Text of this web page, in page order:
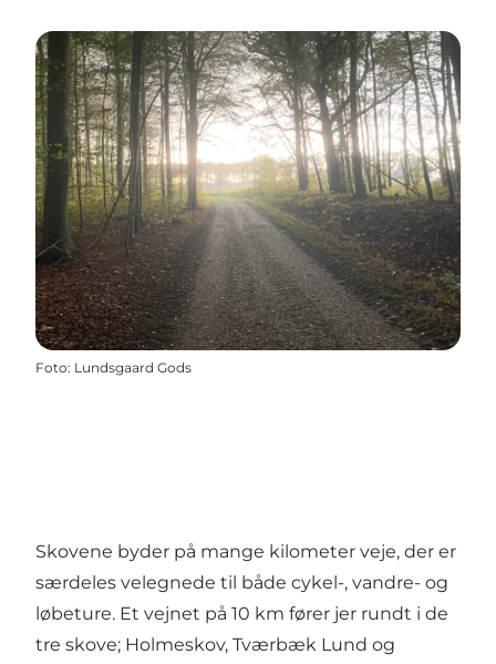
Foto: Lundsgaard Gods
Skovene byder på mange kilometer veje, der er
særdeles velegnede til både cykel-, vandre- og
løbeture. Et vejnet på 10 km fører jer rundt i de
tre skove; Holmeskov, Tværbæk Lund og